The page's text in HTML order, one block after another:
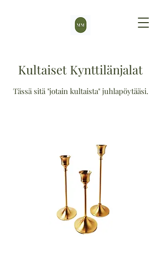
Kultaiset Kynttilänjalat
Tässä sitä "jotain kultaista" juhlapöytääsi.